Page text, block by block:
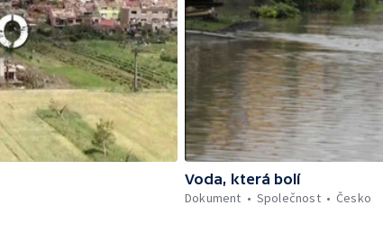
Voda, která bolí
Dokument
Společnost Česko